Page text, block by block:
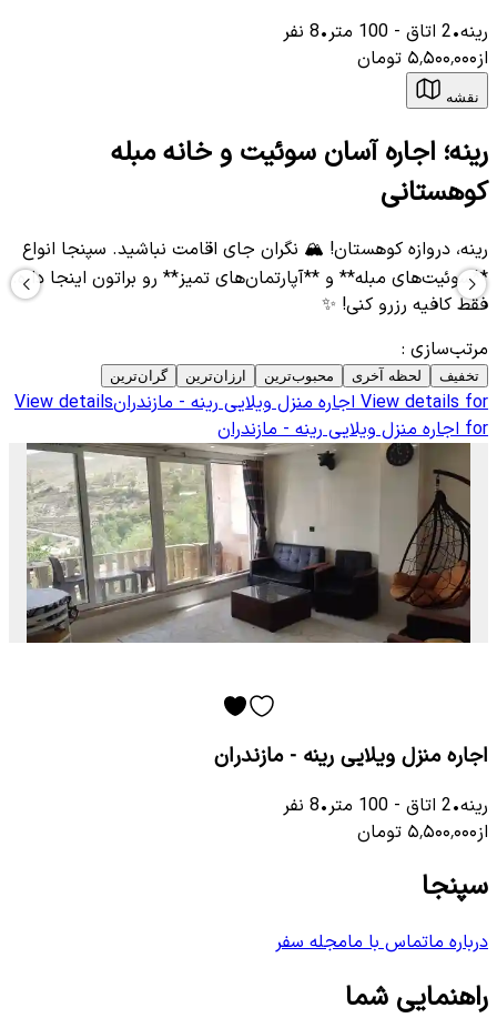
رینه•
2 اتاق -
100 متر•
8 نفر
از۵٬۵۰۰٬۰۰۰ تومان
نقشه
رینه؛ اجاره آسان سوئیت و خانه مبله
کوهستانی
رینه، دروازه کوهستان! 🏔️ نگران جای اقامت نباشید. سپنجا انواع
**سوئیت‌های مبله** و **آپارتمان‌های تمیز** رو براتون اینجا داره.
فقط کافیه رزرو کنی! ✨
مرتب‌سازی :
تخفیف لحظه آخری محبوب‌ترین ارزان‌ترین گران‌ترین
View details for اجاره منزل ویلایی رینه - مازندرانView details
for اجاره منزل ویلایی رینه - مازندران
اجاره منزل ویلایی رینه - مازندران
رینه•
2 اتاق -
100 متر•
8 نفر
از۵٬۵۰۰٬۰۰۰ تومان
سپنجا
درباره ماتماس با مامجله سفر
راهنمایی شما